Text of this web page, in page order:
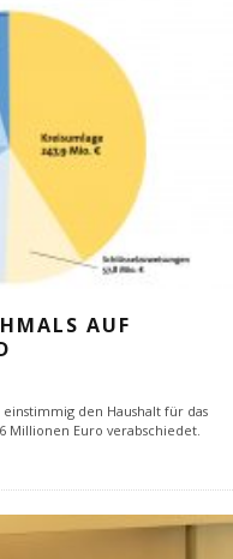
AUF
den Haushalt für das
Millionen Euro verabschiedet.